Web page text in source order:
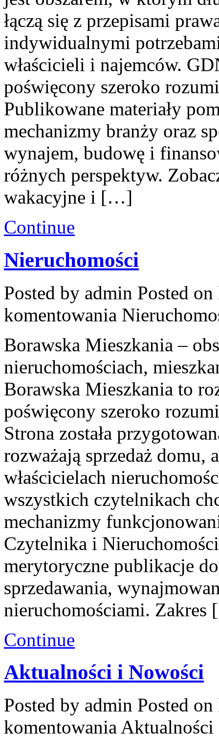
łączą się z przepisami
indywidualnymi
właścicieli i najemców.
poświęcony szeroko
Publikowane materiały
mechanizmy branży oraz
wynajem, budowę i
różnych perspektyw.
wakacyjne i […]
Continue
Nieruchomości
Posted by admin Posted
komentowania
Borawska Mieszkania –
nieruchomościach,
Borawska Mieszkania to
poświęcony szeroko
Strona została
rozważają sprzedaż domu,
właścicielach
wszystkich czytelnikach
mechanizmy
Czytelnika i
merytoryczne publikacje
sprzedawania,
nieruchomościami.
Continue
Aktualności i Nowości
Posted by admin Posted
komentowania